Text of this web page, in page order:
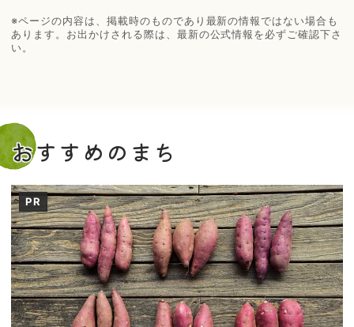
※ページの内容は、掲載時のものであり最新の情報ではない場合も
あります。お出かけされる際は、最新の公式情報を必ずご確認下さ
い。
おすすめのまち
PR